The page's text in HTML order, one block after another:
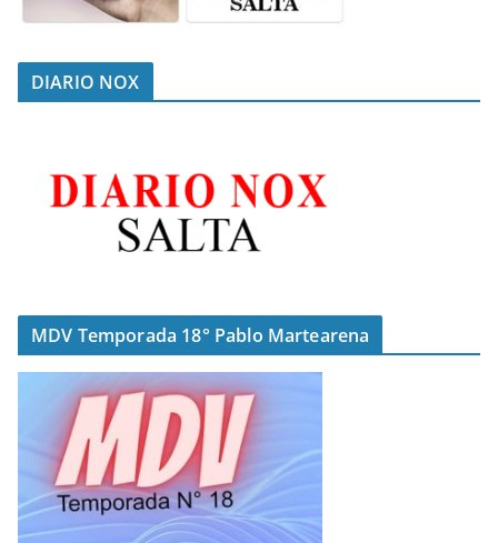
DIARIO NOX
MDV Temporada 18° Pablo Martearena